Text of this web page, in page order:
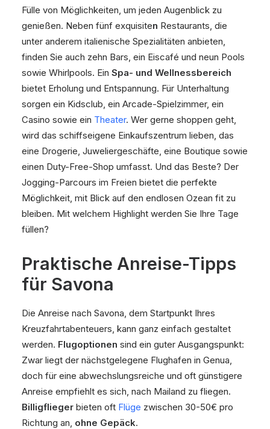
Fülle von Möglichkeiten, um jeden Augenblick zu
genießen. Neben fünf exquisiten Restaurants, die
unter anderem italienische Spezialitäten anbieten,
finden Sie auch zehn Bars, ein Eiscafé und neun Pools
sowie Whirlpools. Ein Spa- und Wellnessbereich
bietet Erholung und Entspannung. Für Unterhaltung
sorgen ein Kidsclub, ein Arcade-Spielzimmer, ein
Casino sowie ein Theater. Wer gerne shoppen geht,
wird das schiffseigene Einkaufszentrum lieben, das
eine Drogerie, Juweliergeschäfte, eine Boutique sowie
einen Duty-Free-Shop umfasst. Und das Beste? Der
Jogging-Parcours im Freien bietet die perfekte
Möglichkeit, mit Blick auf den endlosen Ozean fit zu
bleiben. Mit welchem Highlight werden Sie Ihre Tage
füllen?
Praktische Anreise-Tipps
für Savona
Die Anreise nach Savona, dem Startpunkt Ihres
Kreuzfahrtabenteuers, kann ganz einfach gestaltet
werden. Flugoptionen sind ein guter Ausgangspunkt:
Zwar liegt der nächstgelegene Flughafen in Genua,
doch für eine abwechslungsreiche und oft günstigere
Anreise empfiehlt es sich, nach Mailand zu fliegen.
Billigflieger bieten oft Flüge zwischen 30-50€ pro
Richtung an, ohne Gepäck.